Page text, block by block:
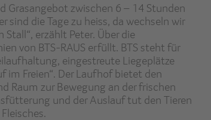
Grasangebot zwischen 6 – 14 Stunden
sind die Tage zu heiss, da wechseln wir
erzählt Peter. Über die
von BTS-RAUS erfüllt. BTS steht für
eingestreute Liegeplätze
im Freien“. Der Laufhof bietet den
Raum zur Bewegung an der frischen
und der Auslauf tut den Tieren